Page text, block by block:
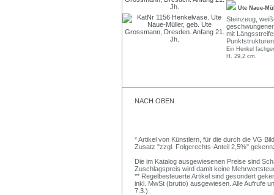
Ute Naue-
Steinzeug,
mit
Ein Henkel
H. 29,2 cm.
NACH OBEN
* Artikel von Künstlern, für die durch die VG
Zusatz "zzgl. Folgerechts-Anteil 2,5%"
Die im Katalog ausgewiesenen Preise sind
Zuschlagspreis wird damit keine
** Regelbesteuerte Artikel sind gesondert
inkl. MwSt (brutto) ausgewiesen. Alle Aufrufe
7.3.)